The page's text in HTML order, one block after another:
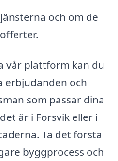
och om de
vår plattform kan du
erbjudanden och
som passar dina
är i Forsvik eller i
Ta det första
byggprocess och